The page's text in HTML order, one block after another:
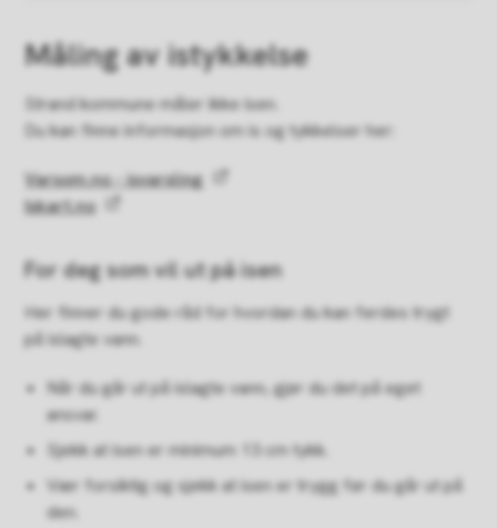
Måling av istykkelse
Strand kommune måler ikke isen.
Du kan finne informasjon om is og tykkelser her:
Varsom.no - isvarsling
Iskart.no
For deg som vil ut på isen
Her finner du gode råd for hvordan du kan ferdes trygt
på islagte vann.
Når du går ut på islagte vann, gjør du det på eget
ansvar.
Sjekk at isen er minimum 13 cm tykk.
Vær forsiktig og sjekk at isen er trygg før du går ut på
den.